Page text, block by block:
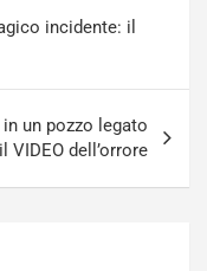
incidente: il
un pozzo legato
VIDEO dell’orrore